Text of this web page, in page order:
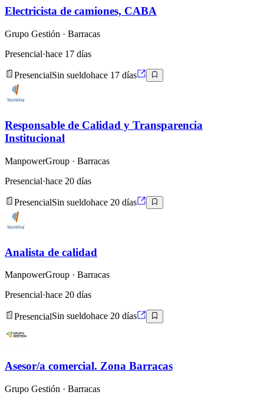
Electricista de camiones, CABA
Grupo Gestión · Barracas
Presencial·hace 17 días
PresencialSin sueldohace 17 días
Responsable de Calidad y Transparencia
Institucional
ManpowerGroup · Barracas
Presencial·hace 20 días
PresencialSin sueldohace 20 días
Analista de calidad
ManpowerGroup · Barracas
Presencial·hace 20 días
PresencialSin sueldohace 20 días
Asesor/a comercial. Zona Barracas
Grupo Gestión · Barracas